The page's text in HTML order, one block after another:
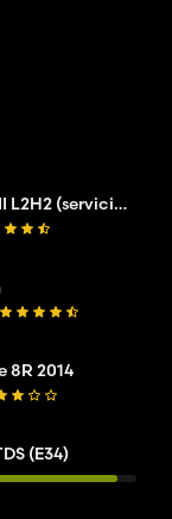
MAN TGE II L2H2 (servicio de resolución de problemas de la compañía de red)
8R 2014
(E34)